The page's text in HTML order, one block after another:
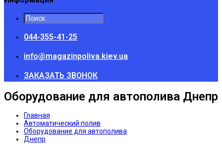
044-355-41-25
info@magazinpoliva.kiev.ua
ЗАКАЗАТЬ ЗВОНОК
Оборудование для автополива Днепр
Главная
Автоматический полив
Оборудование для автополива
Днепр